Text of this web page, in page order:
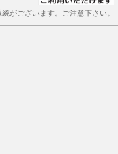
がございます。ご注意下さい。